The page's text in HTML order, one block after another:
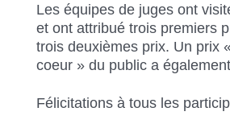
Les équipes de juges ont
et ont attribué trois premiers
trois deuxièmes prix. Un prix
coeur » du public a
Félicitations à tous les